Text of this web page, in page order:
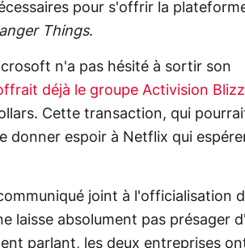
pour s'offrir la
Things.
n'a pas hésité à sortir son
déjà le groupe Activision
Cette transaction, qui
donner espoir à Netflix qui
joint à l'officialisation
laisse absolument pas présager
parlant, les deux entreprises